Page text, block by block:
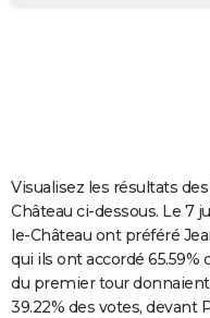
Carte de Noël
Carte Bonne année
Carte Saint-Valentin
Carte Pâques
Carte d'anniversaire
DICTIONNAIRE
Dictionnaire
Biographies
Citations
Expressions
Proverbes
PROGRAMME TV
COPAINS D'AVANT
Visualisez les résultats
Château ci-dessous. Le 7
le-Château ont préféré
qui ils ont accordé
du premier tour donnaient
39.22% des votes, devant